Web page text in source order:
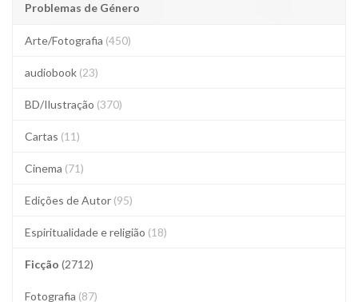
Problemas de Género
Arte/Fotografia (450)
audiobook (23)
BD/Ilustração (370)
Cartas (11)
Cinema (71)
Edições de Autor (95)
Espiritualidade e religião (18)
Ficção (2712)
Fotografia (87)